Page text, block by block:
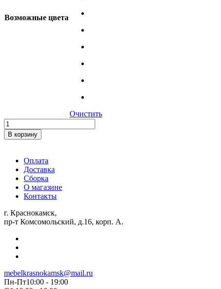
Возможные цвета
Очистить
Количество
товара
Табурет
(067)
В корзину
Оплата
Доставка
Сборка
О магазине
Контакты
г. Краснокамск,
пр-т Комсомольский, д.16, корп. А.
mebelkrasnokamsk@mail.ru
Пн-Пт10:00 - 19:00